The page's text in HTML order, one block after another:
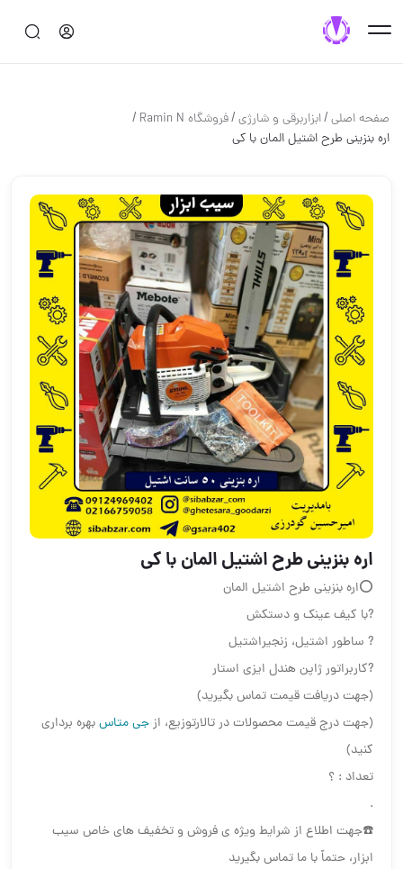
صفحه اصلی/ابزاربرقی و شارژی/فروشگاه R‌amin N /
اره بنزینی طرح اشتیل المان ️با کی
اره بنزینی طرح اشتیل المان ️با کی
⭕اره بنزینی طرح اشتیل المان
?️با کیف عینک و دستکش
?️ ساطور اشتیل، زنجیراشتیل
?️کاربراتور ژاپن هندل ایزی استار
(جهت دریافت قیمت تماس بگیرید)
(جهت درج قیمت محصولات در تالارتوزیع، ازجی متاسبهره برداری
کنید)
تعداد : ؟
.
☎️جهت اطلاع از شرایط ویژه ی فروش و تخفیف های خاص سیب
ابزار، حتماً با ما تماس بگیرید